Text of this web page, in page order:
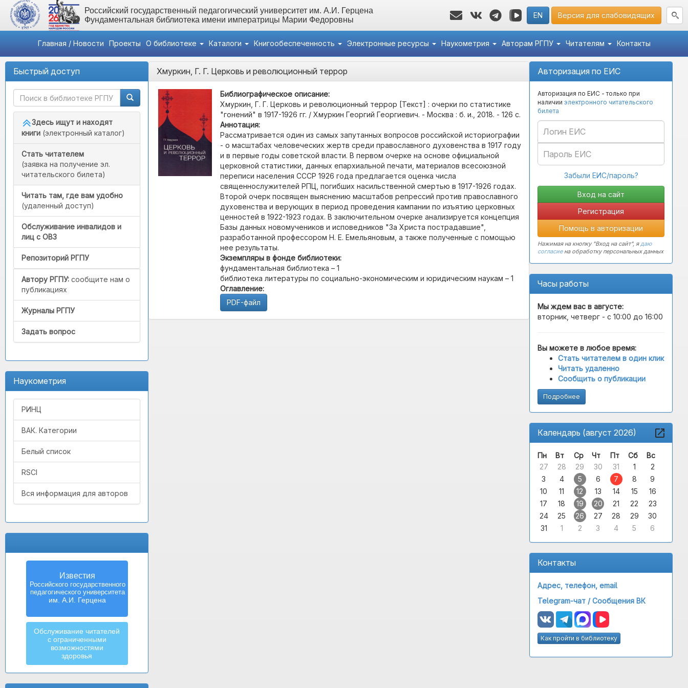
Российский государственный педагогический университет им. А.И. Герцена
Фундаментальная библиотека имени императрицы Марии Федоровны
EN Версия для слабовидящих
Главная / Новости Проекты О библиотеке Каталоги Книгообеспеченность Электронные ресурсы Наукометрия Авторам РГПУ Читателям Контакты
Быстрый доступ
Здесь ищут и находят
книги (электронный каталог)
Стать читателем
(заявка на получение эл.
читательского билета)
Читать там, где вам удобно
(удаленный доступ)
Обслуживание инвалидов и
лиц с ОВЗ
Репозиторий РГПУ
Автору РГПУ: сообщите нам о
публикациях
Журналы РГПУ
Задать вопрос
Наукометрия
РИНЦ
ВАК. Категории
Белый список
RSCI
Вся информация для авторов
Известия
Российского государственного
педагогического университета
им. А.И. Герцена
Обслуживание читателей
с ограниченными
возможностями
здоровья
Авторизация по ЕИС
Авторизация по ЕИС - только при
наличии электронного читательского
билета
Забыли ЕИС/пароль?
Регистрация
Помощь в авторизации
Нажимая на кнопку "Вход на сайт", ядаю
согласиена обработку персональных данных
Часы работы
Мы ждем вас в августе:
вторник, четверг - с 10:00 до 16:00
Вы можете в любое время:
Стать читателем в один клик
Читать удаленно
Сообщить о публикации
Подробнее
Календарь (август 2026)
Пн Вт Ср Чт Пт Сб
Вс
27
28 29 30 31 1
2
3
4 5 6 7 8
9
10
11 12 13 14 15
16
17
18 19 20 21 22
23
24
25 26 27 28 29
30
31
1 2 3 4 5 6
Контакты
Адрес, телефон, email
Telegram-чат /Сообщения ВК
Как пройти в библиотеку
Хмуркин, Г. Г. Церковь и революционный террор
Библиографическое описание:
Хмуркин, Г. Г. Церковь и революционный террор [Текст] : очерки по статистике
"гонений" в 1917-1926 гг. / Хмуркин Георгий Георгиевич. - Москва : б. и., 2018. - 126 с.
Аннотация:
Рассматривается один из самых запутанных вопросов российской историографии
- о масштабах человеческих жертв среди православного духовенства в 1917 году
и в первые годы советской власти. В первом очерке на основе официальной
церковной статистики, данных епархиальной печати, материалов всесоюзной
переписи населения СССР 1926 года предлагается оценка числа
священнослужителей РПЦ, погибших насильственной смертью в 1917-1926 годах.
Второй очерк посвящен выяснению масштабов репрессий против православного
духовенства и верующих в период проведения кампании по изъятию церковных
ценностей в 1922-1923 годах. В заключительном очерке анализируется концепция
Базы данных новомучеников и исповедников "За Христа пострадавшие",
разработанной профессором Н. Е. Емельяновым, а также полученные с помощью
нее результаты.
Экземпляры в фонде библиотеки:
фундаментальная библиотека – 1
библиотека литературы по социально-экономическим и юридическим наукам – 1
Оглавление:
PDF-файл